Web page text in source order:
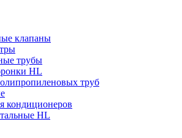
клапаны
трубы
HL
труб
кондиционеров
HL